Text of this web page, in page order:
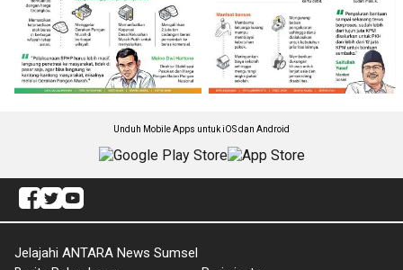
Unduh Mobile Apps untuk iOS dan Android
Jelajahi ANTARA News Sumsel